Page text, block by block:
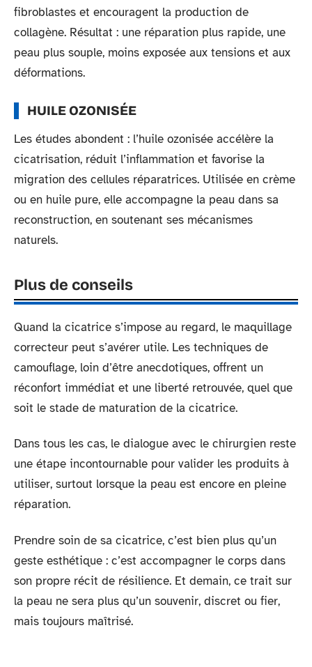
fibroblastes et encouragent la production de
collagène. Résultat : une réparation plus rapide, une
peau plus souple, moins exposée aux tensions et aux
déformations.
HUILE OZONISÉE
Les études abondent : l’huile ozonisée accélère la
cicatrisation, réduit l’inflammation et favorise la
migration des cellules réparatrices. Utilisée en crème
ou en huile pure, elle accompagne la peau dans sa
reconstruction, en soutenant ses mécanismes
naturels.
Plus de conseils
Quand la cicatrice s’impose au regard, le maquillage
correcteur peut s’avérer utile. Les techniques de
camouflage, loin d’être anecdotiques, offrent un
réconfort immédiat et une liberté retrouvée, quel que
soit le stade de maturation de la cicatrice.
Dans tous les cas, le dialogue avec le chirurgien reste
une étape incontournable pour valider les produits à
utiliser, surtout lorsque la peau est encore en pleine
réparation.
Prendre soin de sa cicatrice, c’est bien plus qu’un
geste esthétique : c’est accompagner le corps dans
son propre récit de résilience. Et demain, ce trait sur
la peau ne sera plus qu’un souvenir, discret ou fier,
mais toujours maîtrisé.